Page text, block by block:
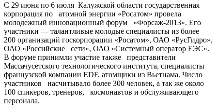
С 29 июня по 6 июля Калужской области государственная
корпорация по атомной энергии «Росатом» провела
молодежный инновационный форум «Форсаж-2013». Его
участники — талантливые молодые специалисты из более
200 организаций госкорпорации «Росатом», ОАО «РусГидро»,
ОАО «Российские сети», ОАО «Системный оператор ЕЭС».
В форуме принимли участие также представители
Массачусетского технологического института, специалисты
французской компании EDF, атомщики из Вьетнама. Число
участников насчитывало более 300 человек, а так же около
100 спикеров, тренеров, космонавтов и обслуживающего
персонала.